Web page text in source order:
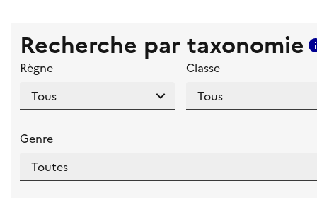
Recherche par taxonomie
Règne Classe
Genre